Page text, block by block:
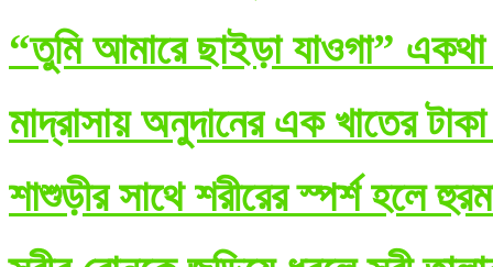
“তুমি আমারে ছাইড়া যাওগা” একথা
মাদ্রাসায় অনুদানের এক খাতের
শাশুড়ীর সাথে শরীরের স্পর্শ হলে